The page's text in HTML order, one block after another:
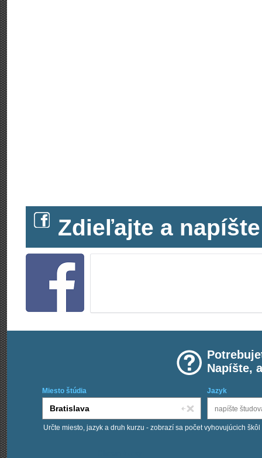
Zdieľajte a
Napíšte,
Miesto štúdia Jazyk
Určte miesto, jazyk a druh kurzu - zobrazí sa počet vyhovujúcich škôl